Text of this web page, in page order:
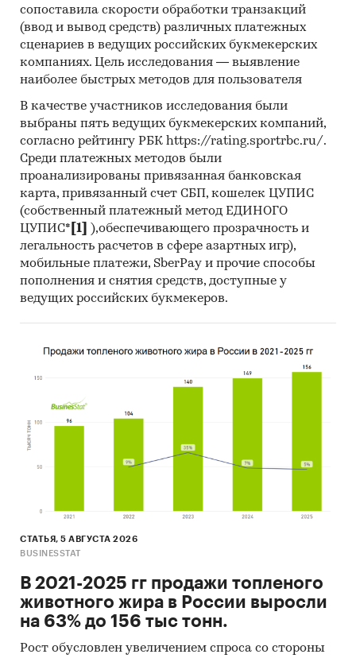
(рассчитать) показатели, характеризующие его
состояние в настоящее время и в будущем.
Источники получения информации
службы РФ, ФСГС РФ (Росстат).
Материалы DataMonitor, EuroMonitor,
Eurostat.
Печатные и электронные деловые и
специализированные издания,
аналитические обзоры.
Ресурсы сети Интернет в России и мире.
Экспертные опросы.
Материалы участников отечественного и
мирового рынков.
Результаты исследований маркетинговых и
Материалы отраслевых учреждений и базы
данных.
Результаты ценовых мониторингов.
Материалы и базы данных статистики ООН
Commodity Trade Statistics, Industrial
Organization и др.).
Материалы Международного Валютного
Фонда (International Monetary Fund).
Материалы Всемирного банка (World Bank).
Материалы ВТО (World Trade Organization).
сопоставила скорости обработки транзакций
(ввод и вывод средств) различных платежных
сценариев в ведущих российских букмекерских
компаниях. Цель исследования — выявление
наиболее быстрых методов для пользователя
В качестве участников исследования были
выбраны пять ведущих букмекерских компаний,
согласно рейтингу РБК https://rating.sportrbc.ru/.
Среди платежных методов были
проанализированы привязанная банковская
карта, привязанный счет СБП, кошелек ЦУПИС
(собственный платежный метод ЕДИНОГО
ЦУПИС* [1]
),обеспечивающего прозрачность и
легальность расчетов в сфере азартных игр),
мобильные платежи, SberPay и прочие способы
пополнения и снятия средств, доступные у
ведущих российских букмекеров.
СТАТЬЯ, 5 АВГУСТА 2026
BUSINESSTAT
В 2021-2025 гг продажи топленого
животного жира в России выросли
на 63% до 156 тыс тонн.
Рост обусловлен увеличением спроса со стороны